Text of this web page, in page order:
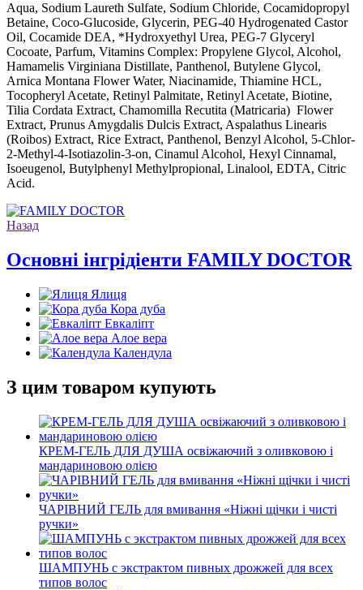
Aqua, Sodium Laureth Sulfate, Sodium Chloride, Cocamidopropyl
Betaine, Coco-Glucoside, Glycerin, PEG-40 Hydrogenated Castor
Oil, Cocamide DEA, *Hydroxyethyl Urea, PEG-7 Glyceryl
Cocoate, Parfum, Vitamins Complex: Propylene Glycol, Alcohol,
Hamamelis Virginiana Distillate, Panthenol, Butylene Glycol,
Arnica Montana Flower Water, Niacinamide, Thiamine HCL,
Tocopheryl Acetate, Retinyl Palmitate, Retinyl Acetate, Biotine,
Tilia Cordata Extract, Chamomilla Recutita (Matricaria) Flower
Extract, Prunus Amygdalis Dulcis Extract, Aspalathus Linearis
(Roibos) Extract, Rice Extract, Panthenol, Benzyl Alcohol, 5-Chlor-
2-Methyl-4-Isotiazolin-3-on, Cinamul Alcohol, Hexyl Cinnamal,
Isoeugenol, Butylphenyl Methylpropional, Linalool, EDTA, Citric
Acid.
Назад
Основні інгрідіенти FAMILY DOCTOR
Ялиця
Кора дуба
Евкаліпт
Алое вера
Календула
З цим товаром купують
КРЕМ-ГЕЛЬ ДЛЯ ДУША освіжаючий з оливковою і
мандариновою олією
ЧАРІВНИЙ ГЕЛЬ для вмивання «Ніжні щічки і чисті
ручки»
ШАМПУНЬ с экстрактом пивных дрожжей для всех
типов волос